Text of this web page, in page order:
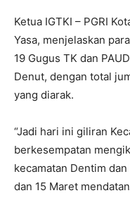
Ketua IGTKI – PGRI
Yasa, menjelaskan
19 Gugus TK dan
Denut, dengan total
yang diarak.
“Jadi hari ini giliran
berkesempatan
kecamatan Dentim
dan 15 Maret